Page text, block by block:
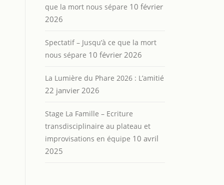
que la mort nous sépare 10 février
2026
Spectatif – Jusqu’à ce que la mort
nous sépare 10 février 2026
La Lumière du Phare 2026 : L’amitié
22 janvier 2026
Stage La Famille – Ecriture
transdisciplinaire au plateau et
improvisations en équipe 10 avril
2025